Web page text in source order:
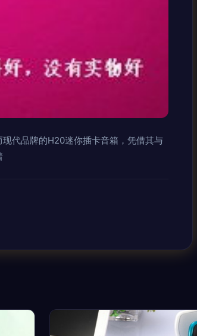
代品牌的H20迷你插卡音箱，凭借其与